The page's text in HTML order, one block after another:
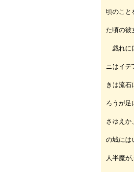
頃のこと
た頃の彼
戯れに
ニはイデ
きは流石
ろうが足
さゆえか
の城には
人半魔が